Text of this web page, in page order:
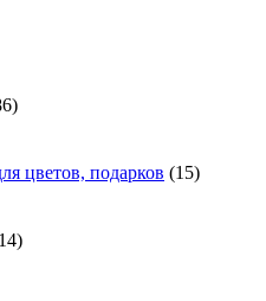
цветов, подарков (15)